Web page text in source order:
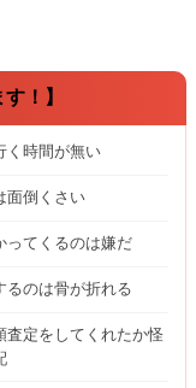
！】
く時間が無い
面倒くさい
ってくるのは嫌だ
るのは骨が折れる
査定をしてくれたか怪